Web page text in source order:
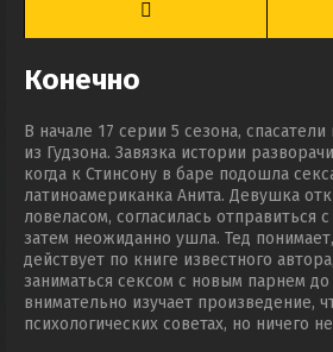
Конечно
В начале 17 серии 5 сезона,
из Гудзона. Завязка истории
когда к Стинсону в баре подошла
латиноамериканка Анита. Девушка
ловеласом, согласилась отправиться
затем неожиданно ушла. Тед
действует по книге известного
заниматься сексом с новым парнем
внимательно изучает произведение,
психологических советах, но ничего